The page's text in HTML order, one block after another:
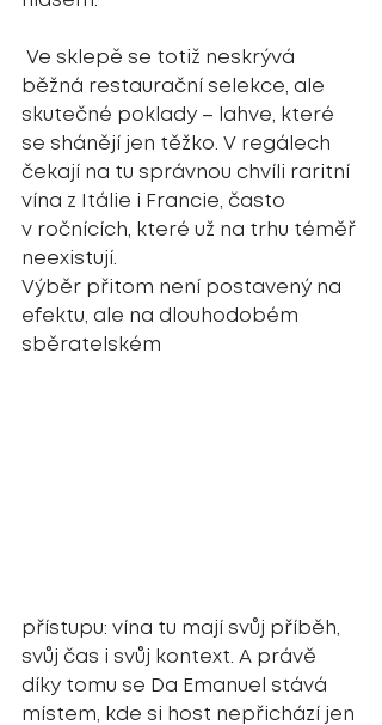
Ve sklepě se totiž neskrývá
běžná restaurační selekce, ale
skutečné poklady – lahve, které
se shánějí jen těžko. V regálech
čekají na tu správnou chvíli raritní
vína z Itálie i Francie, často
v ročnících, které už na trhu téměř
neexistují.
Výběr přitom není postavený na
efektu, ale na dlouhodobém
sběratelském
přístupu: vína tu mají svůj příběh,
svůj čas i svůj kontext. A právě
díky tomu se Da Emanuel stává
místem, kde si host nepřichází jen